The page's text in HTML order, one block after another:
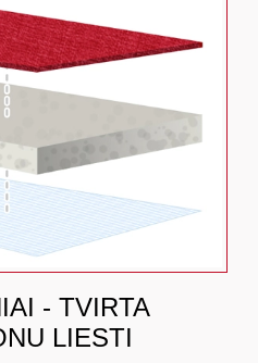
- TVIRTA
LIESTI